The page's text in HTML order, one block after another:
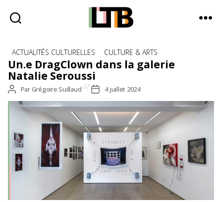
Tote
Bag
-
d'information
quotidienne
Catégories
ACTUALITÉS CULTURELLES CULTURE & ARTS
Un.e DragClown dans la galerie
Natalie Seroussi
Auteur
de
l’article
ParGrégoire Suillaud
Date
de
l’article
4 juillet 2024